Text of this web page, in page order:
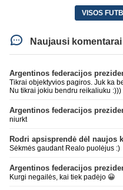
VISOS
Naujausi komentarai
Tikrai objektyvios pagiros. Juk ka
Nu tikrai jokiu bendru reikaliuku :)))
niurkt
Rodri apsisprendė dėl naujos
Sėkmės gaudant Realo puolėjus :)
Kurgi negailės, kai tiek padėjo 😀